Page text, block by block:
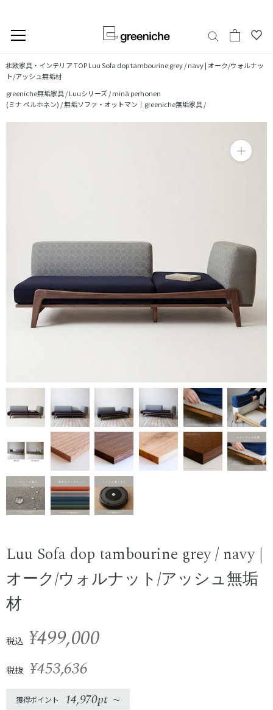
ン
ツ
に
北欧家具・インテリア TOPLuu Sofa dop tambourine grey / navy | オーク/ウォルナッ
ト/アッシュ無垢材
greeniche無垢家具 /Luuシリーズ /minä perhonen
(ミナ ペルホネン) /無垢ソファ・オットマン｜greeniche無垢家具 /
Luu Sofa dop tambourine grey / navy |
オーク/ウォルナット/アッシュ無垢
材
税込 ¥499,000
税抜 ¥453,636
獲得ポイント 14,970pt 〜